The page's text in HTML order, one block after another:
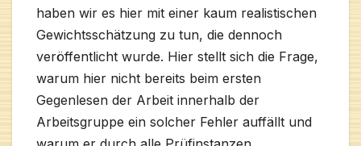
haben wir es hier mit einer kaum realistischen
Gewichtsschätzung zu tun, die dennoch
veröffentlicht wurde. Hier stellt sich die Frage,
warum hier nicht bereits beim ersten
Gegenlesen der Arbeit innerhalb der
Arbeitsgruppe ein solcher Fehler auffällt und